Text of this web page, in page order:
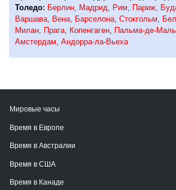
Толедо: Берлин Мадрид Рим Париж
Варшава
Вена Барселона Стокгольм
Милан
Прага Копенгаген Пальма-де-
Амстердам Андорра-ла-Вьеха
Мировые часы
Время в Европе
Время в Австралии
Время в США
Время в Канаде